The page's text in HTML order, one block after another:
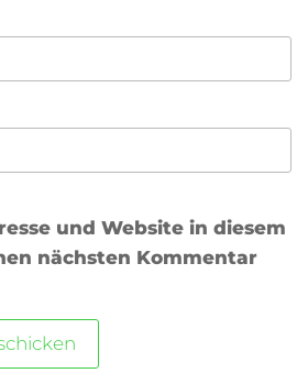
und Website in diesem
nächsten Kommentar